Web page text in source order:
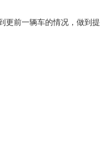
更前一辆车的情况，做到提